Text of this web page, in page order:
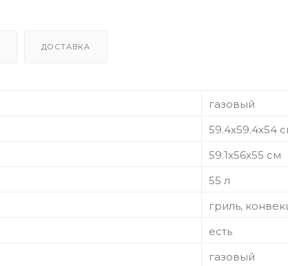
ДОСТАВКА
газовый
59.4х59.4х54
59.1х56х55 см
55 л
гриль,
есть
газовый